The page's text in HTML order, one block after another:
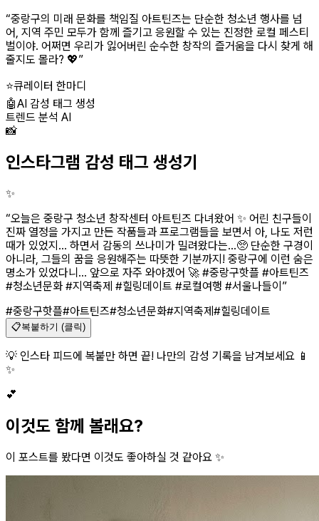
“중랑구의 미래 문화를 책임질 아트틴즈는 단순한 청소년 행사를 넘
어, 지역 주민 모두가 함께 즐기고 응원할 수 있는 진정한 로컬 페스티
벌이야. 어쩌면 우리가 잃어버린 순수한 창작의 즐거움을 다시 찾게 해
줄지도 몰라? 💖”
⭐큐레이터 한마디
🤖AI 감성 태그 생성
트렌드 분석 AI
📸
인스타그램 감성 태그 생성기
✨
“오늘은 중랑구 청소년 창작센터 아트틴즈 다녀왔어 ✨ 어린 친구들이
진짜 열정을 가지고 만든 작품들과 프로그램들을 보면서 아, 나도 저런
때가 있었지... 하면서 감동의 쓰나미가 밀려왔다는...🥺 단순한 구경이
아니라, 그들의 꿈을 응원해주는 따뜻한 기분까지! 중랑구에 이런 숨은
명소가 있었다니... 앞으로 자주 와야겠어 🚀 #중랑구핫플 #아트틴즈
#청소년문화 #지역축제 #힐링데이트 #로컬여행 #서울나들이 ”
#중랑구핫플#아트틴즈#청소년문화#지역축제#힐링데이트
📋복붙하기 (클릭)
💡 인스타 피드에 복붙만 하면 끝! 나만의 감성 기록을 남겨보세요 📱
✨
💕
이것도 함께 볼래요?
이 포스트를 봤다면 이것도 좋아하실 것 같아요 ✨